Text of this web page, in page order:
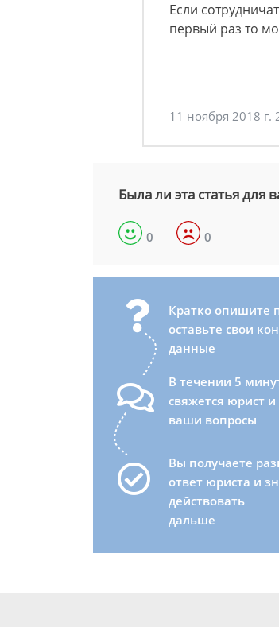
Если
первый раз то
11 ноября 2018 г.
Была ли эта статья для
0 0
Кратко опишите
оставьте свои
данные
В течении 5
свяжется юрист и
ваши вопросы
Вы получаете
ответ юриста и
действовать
дальше